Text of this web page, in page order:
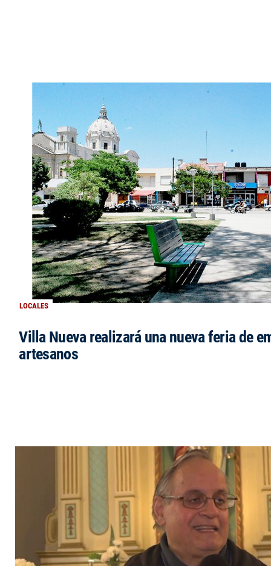
LOCALES
Villa Nueva realizará una nueva feria de
artesanos